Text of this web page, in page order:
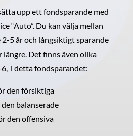
upp ett fondsparande med
“Auto”. Du kan välja mellan
5 år och långsiktigt sparande
längre. Det finns även olika
i detta fondsparandet:
den försiktiga
den balanserade
den offensiva